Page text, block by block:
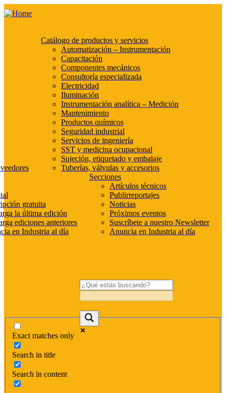
Catálogo de productos y servicios
Automatización – Instrumentación
Capacitación
Componentes mecánicos
Consultoría especializada
Electricidad
Iluminación
Instrumentación analítica – Medición
Mantenimiento
Productos químicos
Seguridad industrial
Servicios de ingeniería
SST y medicina ocupacional
Sujeción, etiquetado y embalaje
Tuberías, válvulas y accesorios
gratuita
la última edición
ediciones anteriores
en Industria al día
Secciones
Artículos técnicos
Publirreportajes
Noticias
Próximos eventos
Suscríbete a nuestro Newsletter
Anuncia en Industria al día
Exact matches only
Search in title
Search in content